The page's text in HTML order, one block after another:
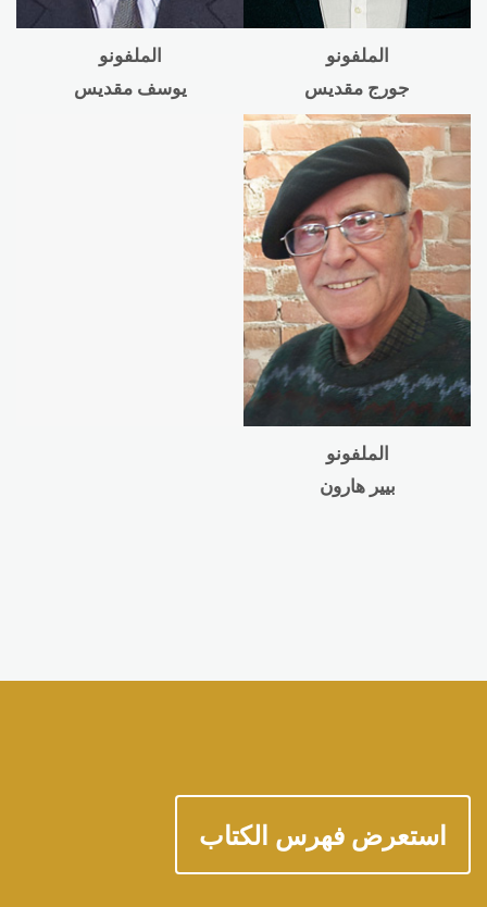
الملفونو
جورج مقديس
الملفونو
يوسف مقديس
الملفونو
بيير هارون
استعرض فهرس الكتاب